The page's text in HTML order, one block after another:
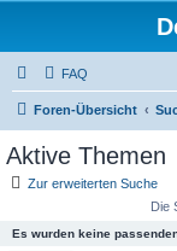
FAQ
Foren-Übersicht
Aktive Themen
Zur erweiterten Suche
Die
Es wurden keine